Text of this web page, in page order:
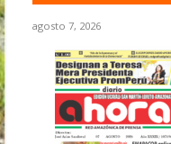
agosto 7, 2026